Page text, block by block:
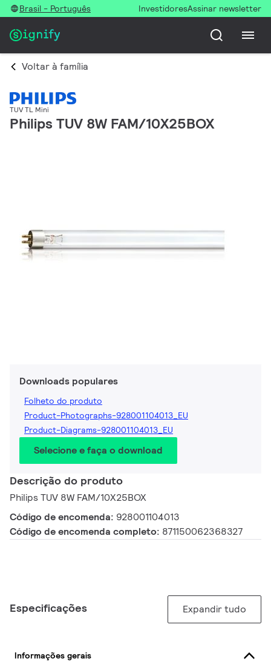
Brasil - Português InvestidoresAssinar newsletter
Voltar à família
TUV TL Mini
Philips TUV 8W FAM/10X25BOX
Downloads populares
Folheto do produto
Product-Photographs-928001104013_EU
Product-Diagrams-928001104013_EU
Selecione e faça o download
Descrição do produto
Philips TUV 8W FAM/10X25BOX
Código de encomenda: 928001104013
Código de encomenda completo: 871150062368327
Especificações Expandir tudo
Informações gerais